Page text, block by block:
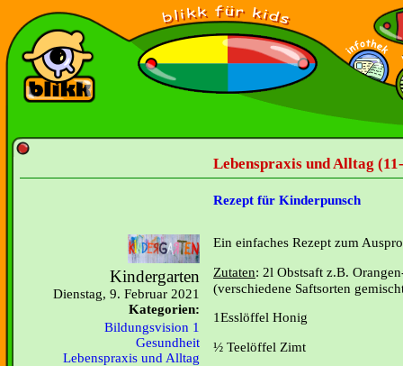
Lebenspraxis und Alltag
Rezept für Kinderpunsch
Kindergarten
Dienstag, 9. Februar 2021
Kategorien:
Bildungsvision 1
Gesundheit
Lebenspraxis und Alltag
Ein einfaches Rezept zum
Zutaten: 2l Obstsaft z.B.
(verschiedene Saftsorten
1Esslöffel Honig
½ Teelöffel Zimt